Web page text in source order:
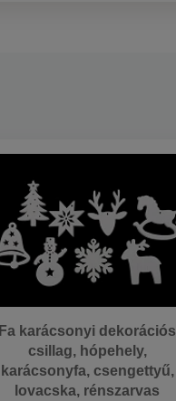
Fa karácsonyi dekorációs
csillag, hópehely,
karácsonyfa, csengettyű,
lovacska, rénszarvas